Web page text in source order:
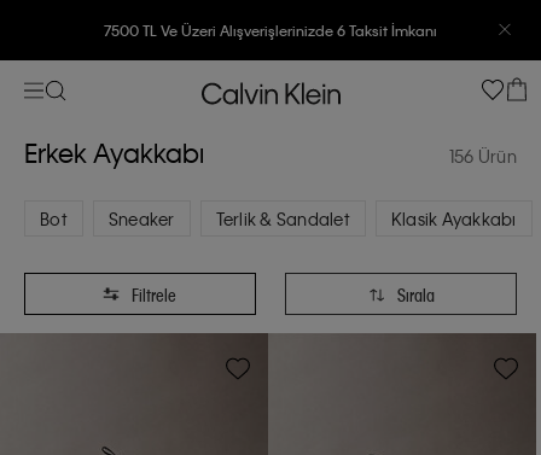
7500 TL Ve Üzeri Alışverişlerinizde 6 Taksit İmkanı
Erkek Ayakkabı 156 Ürün
Bot Sneaker Terlik & Sandalet Klasik Ayakkabı
Filtrele Sırala